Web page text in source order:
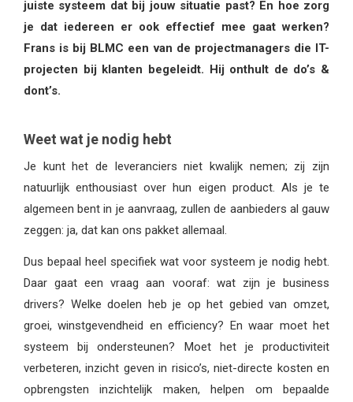
juiste systeem dat bij jouw situatie past? En hoe zorg
je dat iedereen er ook effectief mee gaat werken?
Frans is bij BLMC een van de projectmanagers die IT-
projecten bij klanten begeleidt. Hij onthult de do’s &
dont’s.
Weet wat je nodig hebt
Je kunt het de leveranciers niet kwalijk nemen; zij zijn
natuurlijk enthousiast over hun eigen product. Als je te
algemeen bent in je aanvraag, zullen de aanbieders al gauw
zeggen: ja, dat kan ons pakket allemaal.
Dus bepaal heel specifiek wat voor systeem je nodig hebt.
Daar gaat een vraag aan vooraf: wat zijn je business
drivers? Welke doelen heb je op het gebied van omzet,
groei, winstgevendheid en efficiency? En waar moet het
systeem bij ondersteunen? Moet het je productiviteit
verbeteren, inzicht geven in risico’s, niet-directe kosten en
opbrengsten inzichtelijk maken, helpen om bepaalde